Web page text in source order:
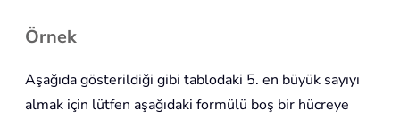
Örnek
Aşağıda gösterildiği gibi tablodaki 5. en büyük sayıyı
almak için lütfen aşağıdaki formülü boş bir hücreye